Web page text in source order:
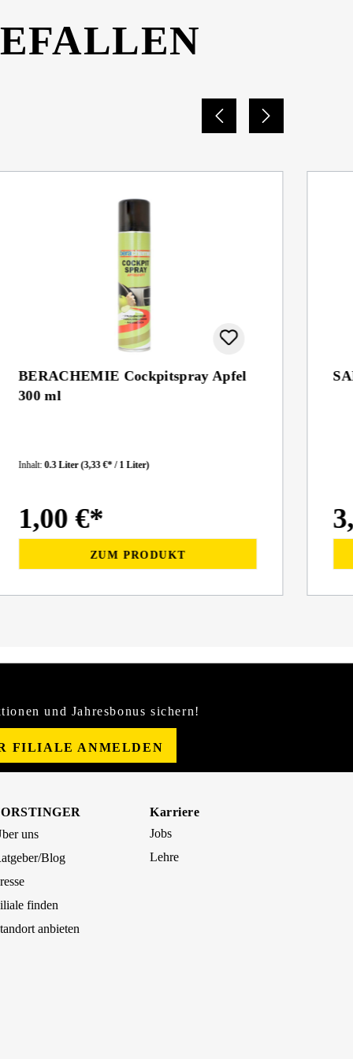
BERACHEMIE Cockpitspray Apfel
300 ml
Inhalt:0.3 Liter(3,33 €* / 1 Liter)
1,00 €*
ZUM PRODUKT
und Jahresbonus sichern!
FILIALE ANMELDEN
uns
Blog
finden
anbieten
Karriere
Jobs
Lehre